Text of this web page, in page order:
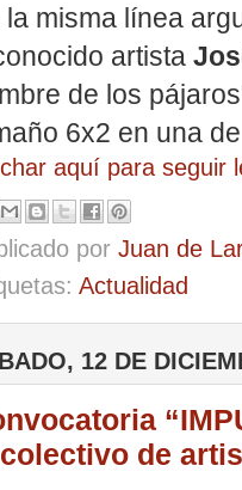
la misma línea
artista
de los
6x2 en una
aquí para seguir
por Juan de
Actualidad
12 DE
de